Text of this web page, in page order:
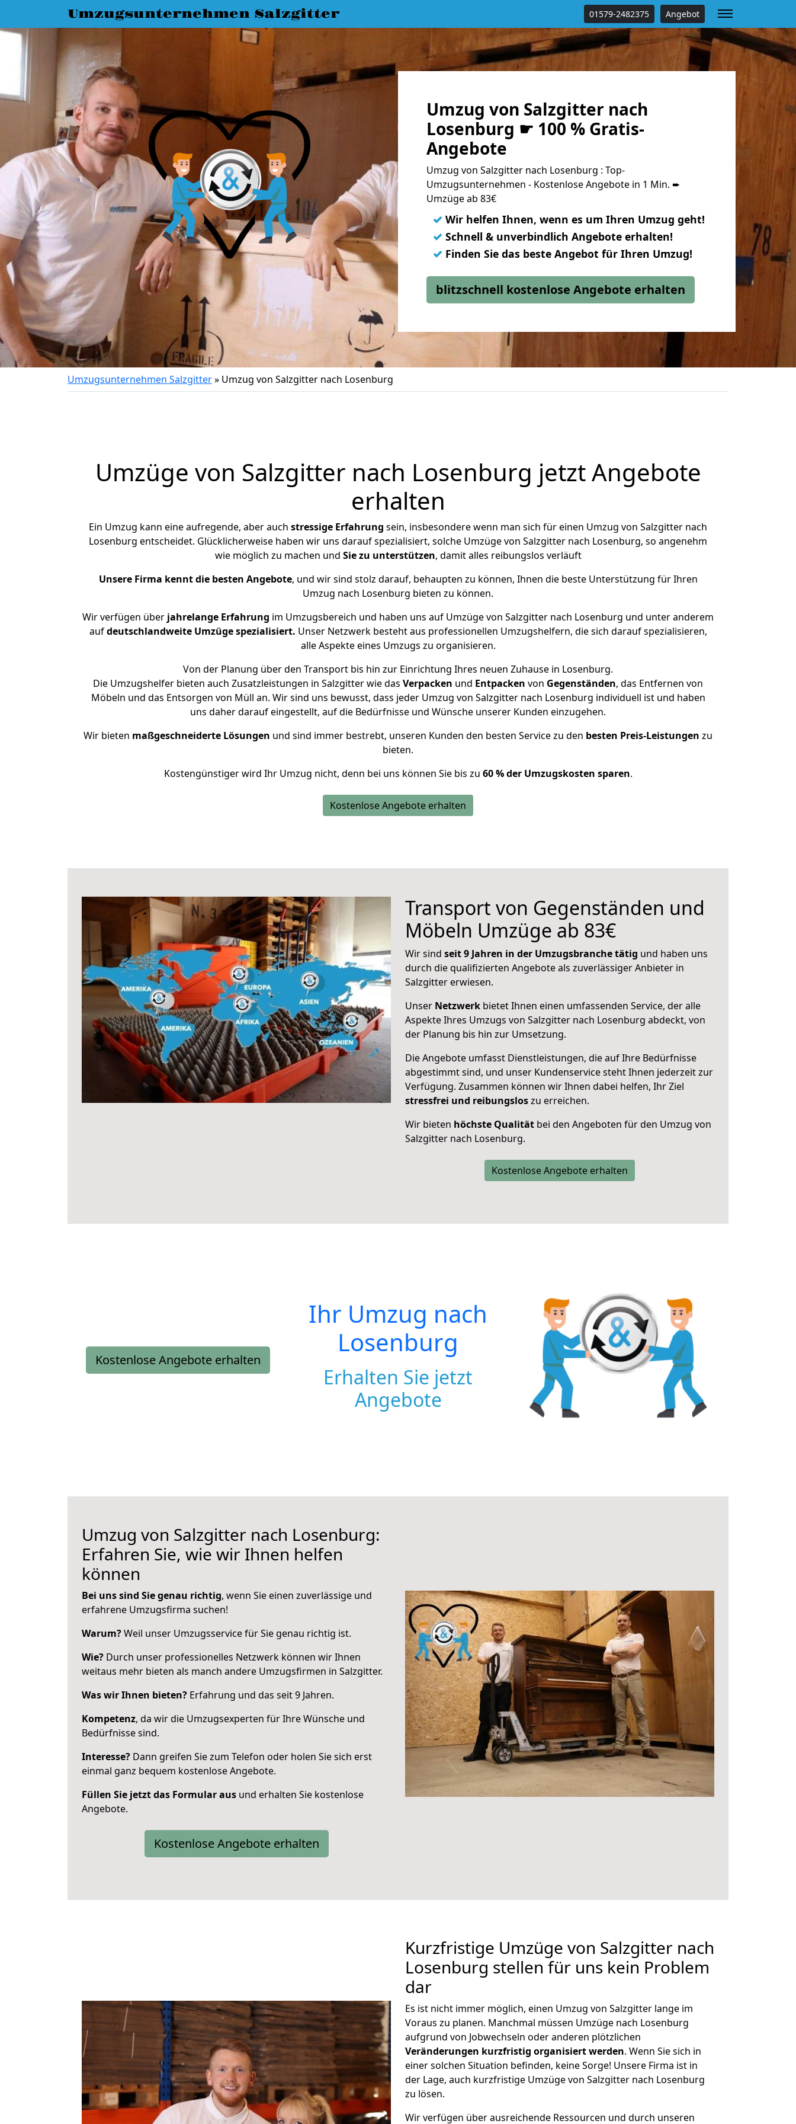
Umzugsunternehmen Salzgitter 01579-2482375 Angebot
Umzug von Salzgitter nach
Losenburg ☛ 100 % Gratis-
Angebote
Umzug von Salzgitter nach Losenburg : Top-
Umzugsunternehmen - Kostenlose Angebote in 1 Min. ➨
Umzüge ab 83€
✓ Wir helfen Ihnen, wenn es um Ihren Umzug geht!
✓ Schnell & unverbindlich Angebote erhalten!
✓ Finden Sie das beste Angebot für Ihren Umzug!
blitzschnell kostenlose Angebote erhalten
Umzugsunternehmen Salzgitter» Umzug von Salzgitter nach Losenburg
Umzüge von Salzgitter nach Losenburg jetzt Angebote
erhalten
Ein Umzug kann eine aufregende, aber auch stressige Erfahrung sein, insbesondere wenn man sich für einen Umzug von Salzgitter nach
Losenburg entscheidet. Glücklicherweise haben wir uns darauf spezialisiert, solche Umzüge von Salzgitter nach Losenburg, so angenehm
wie möglich zu machen und Sie zu unterstützen, damit alles reibungslos verläuft
Unsere Firma kennt die besten Angebote, und wir sind stolz darauf, behaupten zu können, Ihnen die beste Unterstützung für Ihren
Umzug nach Losenburg bieten zu können.
Wir verfügen über jahrelange Erfahrung im Umzugsbereich und haben uns auf Umzüge von Salzgitter nach Losenburg und unter anderem
aufdeutschlandweite Umzüge spezialisiert. Unser Netzwerk besteht aus professionellen Umzugshelfern, die sich darauf spezialisieren,
alle Aspekte eines Umzugs zu organisieren.
Von der Planung über den Transport bis hin zur Einrichtung Ihres neuen Zuhause in Losenburg.
Die Umzugshelfer bieten auch Zusatzleistungen in Salzgitter wie das Verpacken und Entpacken von Gegenständen, das Entfernen von
Möbeln und das Entsorgen von Müll an. Wir sind uns bewusst, dass jeder Umzug von Salzgitter nach Losenburg individuell ist und haben
uns daher darauf eingestellt, auf die Bedürfnisse und Wünsche unserer Kunden einzugehen.
Wir bieten maßgeschneiderte Lösungen und sind immer bestrebt, unseren Kunden den besten Service zu den besten Preis-Leistungen zu
bieten.
Kostengünstiger wird Ihr Umzug nicht, denn bei uns können Sie bis zu 60 % der Umzugskosten sparen.
Kostenlose Angebote erhalten
Transport von Gegenständen und
Möbeln Umzüge ab 83€
Wir sind seit 9 Jahren in der Umzugsbranche tätig und haben uns
durch die qualifizierten Angebote als zuverlässiger Anbieter in
Salzgitter erwiesen.
Unser Netzwerk bietet Ihnen einen umfassenden Service, der alle
Aspekte Ihres Umzugs von Salzgitter nach Losenburg abdeckt, von
der Planung bis hin zur Umsetzung.
Die Angebote umfasst Dienstleistungen, die auf Ihre Bedürfnisse
abgestimmt sind, und unser Kundenservice steht Ihnen jederzeit zur
Verfügung. Zusammen können wir Ihnen dabei helfen, Ihr Ziel
stressfrei und reibungsloszu erreichen.
Wir bieten höchste Qualität bei den Angeboten für den Umzug von
Salzgitter nach Losenburg.
Kostenlose Angebote erhalten
Kostenlose Angebote erhalten
Ihr Umzug nach
Losenburg
Erhalten Sie jetzt
Angebote
Umzug von Salzgitter nach Losenburg:
Erfahren Sie, wie wir Ihnen helfen
können
Bei uns sind Sie genau richtig, wenn Sie einen zuverlässige und
erfahrene Umzugsfirma suchen!
Warum?Weil unser Umzugsservice für Sie genau richtig ist.
Wie? Durch unser professionelles Netzwerk können wir Ihnen
weitaus mehr bieten als manch andere Umzugsfirmen in Salzgitter.
Was wir Ihnen bieten? Erfahrung und das seit 9 Jahren.
Kompetenz, da wir die Umzugsexperten für Ihre Wünsche und
Bedürfnisse sind.
Interesse? Dann greifen Sie zum Telefon oder holen Sie sich erst
einmal ganz bequem kostenlose Angebote.
Füllen Sie jetzt das Formular aus und erhalten Sie kostenlose
Angebote.
Kostenlose Angebote erhalten
Kurzfristige Umzüge von Salzgitter nach
Losenburg stellen für uns kein Problem
dar
Es ist nicht immer möglich, einen Umzug von Salzgitter lange im
Voraus zu planen. Manchmal müssen Umzüge nach Losenburg
aufgrund von Jobwechseln oder anderen plötzlichen
Veränderungen kurzfristig organisiert werden. Wenn Sie sich in
einer solchen Situation befinden, keine Sorge! Unsere Firma ist in
der Lage, auch kurzfristige Umzüge von Salzgitter nach Losenburg
zu lösen.
Wir verfügen über ausreichende Ressourcen und durch unseren